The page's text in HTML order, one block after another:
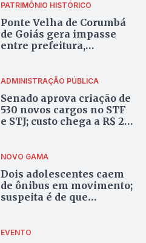
PATRIMÔNIO HISTÓRICO
Ponte Velha de Corumbá
de Goiás gera impasse
entre prefeitura,
ADMINISTRAÇÃO PÚBLICA
Senado aprova criação de
530 novos cargos no STF
e STJ; custo chega a R$ 25
NOVO GAMA
Dois adolescentes caem
de ônibus em movimento;
suspeita é de que
EVENTO